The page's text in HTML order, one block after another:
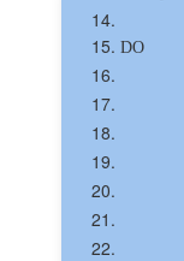
DO
FOR